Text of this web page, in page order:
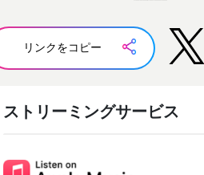
リンクをコピー
ストリーミングサービス